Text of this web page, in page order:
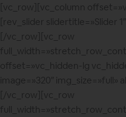
[vc_row][vc_column
[rev_slider slidertitle=»Slider
[/vc_row][vc_row
offset=»vc_hidden-lg
image=»320″
[/vc_row][vc_row